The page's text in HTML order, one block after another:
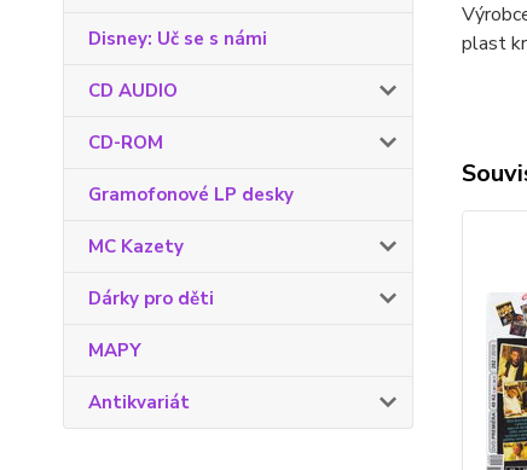
Disney: Uč se s námi
CD AUDIO
CD-ROM
Gramofonové LP desky
MC Kazety
Dárky pro děti
MAPY
Antikvariát
plast